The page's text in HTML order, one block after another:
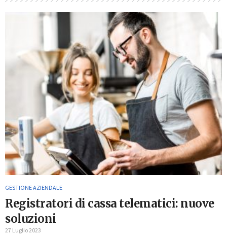
GESTIONE AZIENDALE
Registratori di cassa telematici: nuove
soluzioni
27 Luglio 2023